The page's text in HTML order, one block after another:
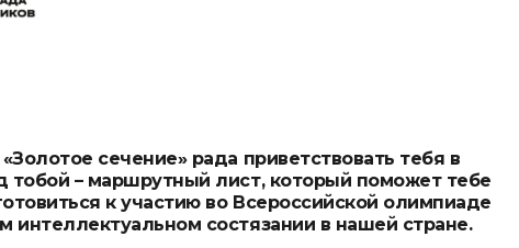
сечение» рада приветствовать тебя в
– маршрутный лист, который поможет тебе
к участию во Всероссийской олимпиаде
интеллектуальном состязании в нашей стране.